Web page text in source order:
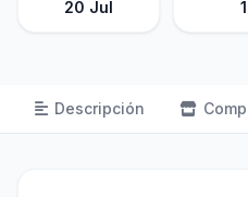
20 Jul 1
Descripción